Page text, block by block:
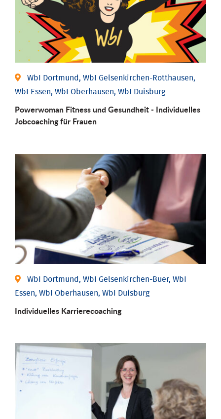
WbI Dortmund, WbI Gelsenkirchen-Rotthausen,
WbI Essen, WbI Oberhausen, WbI Duisburg
Powerwoman Fitness und Gesund­heit - Individu­elles
Job­coaching für Frauen
WbI Dortmund, WbI Gelsenkirchen-Buer, WbI
Essen, WbI Oberhausen, WbI Duisburg
Individu­elles Karrierecoaching